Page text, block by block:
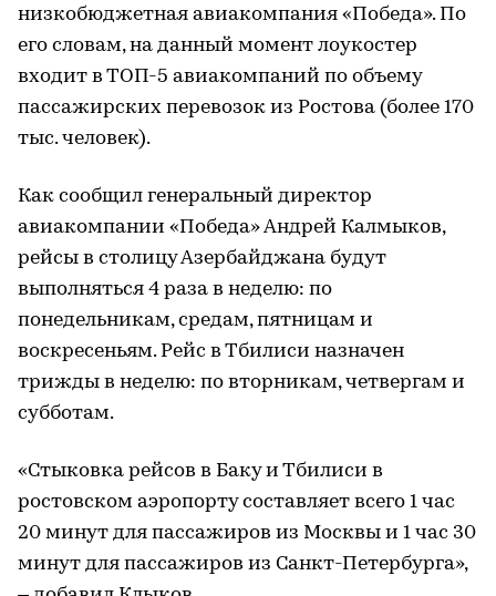
низкобюджетная авиакомпания «Победа». По
его словам, на данный момент лоукостер
входит в ТОП-5 авиакомпаний по объему
пассажирских перевозок из Ростова (более 170
тыс. человек).
Как сообщил генеральный директор
авиакомпании «Победа» Андрей Калмыков,
рейсы в столицу Азербайджана будут
выполняться 4 раза в неделю: по
понедельникам, средам, пятницам и
воскресеньям. Рейс в Тбилиси назначен
трижды в неделю: по вторникам, четвергам и
субботам.
«Стыковка рейсов в Баку и Тбилиси в
ростовском аэропорту составляет всего 1 час
20 минут для пассажиров из Москвы и 1 час 30
минут для пассажиров из Санкт-Петербурга»,